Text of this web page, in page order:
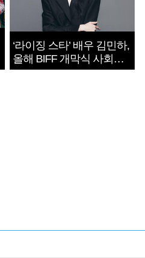
‘라이징 스타’ 배우 김민하,
올해 BIFF 개막식 사회자
확정